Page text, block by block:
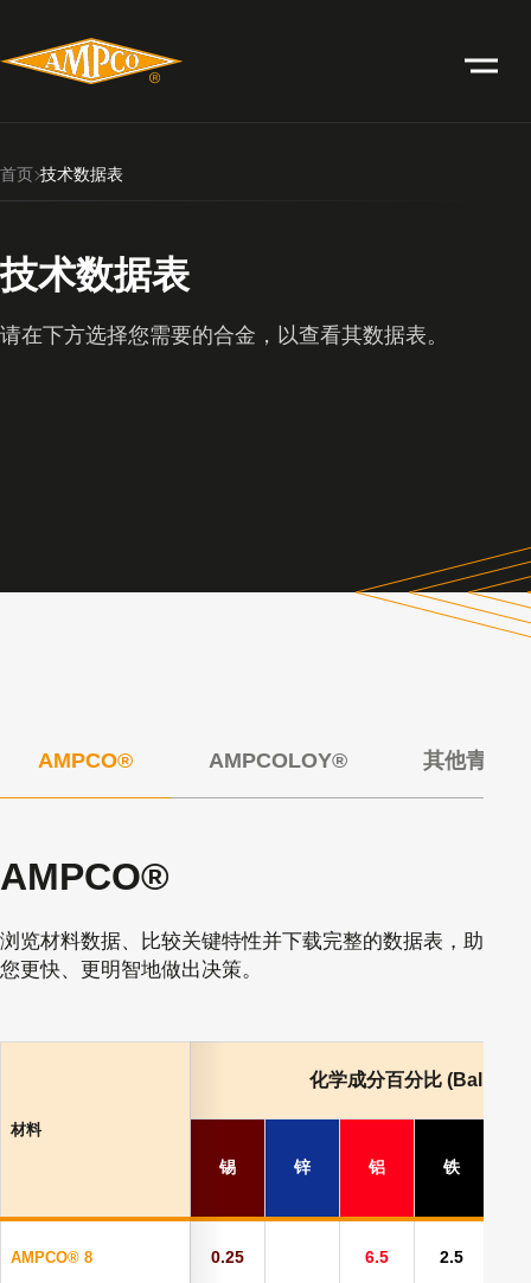
首页 技术数据表
技术数据表
请在下方选择您需要的合金，以查看其数据表。
AMPCO® AMPCOLOY® 其他青铜/
AMPCO®
浏览材料数据、比较关键特性并下载完整的数据表，助
您更快、更明智地做出决策。
材料
化学成分百分比 (Bal.Cu)
锡 锌 铝 铁
AMPCO® 8 0.25 6.5 2.5